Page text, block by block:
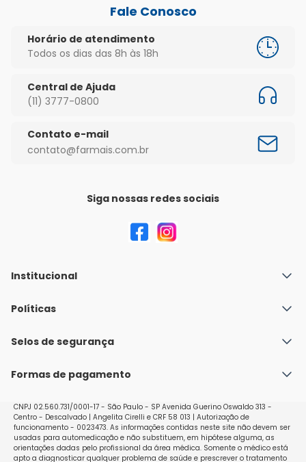
Fale Conosco
Horário de atendimento
Todos os dias das 8h às 18h
Central de Ajuda
(11) 3777-0800
Contato e-mail
contato@farmais.com.br
Siga nossas redes sociais
Institucional
Quem Somos
Nossas lojas
Políticas
Política de Envio
Políticas de Trocas e Devoluções
Selos de segurança
Formas de pagamento
CNPJ 02.560.731/0001-17 - São Paulo - SP Avenida Guerino Oswaldo 313 -
Centro - Descalvado | Angelita Cirelli e CRF 58 013 | Autorização de
funcionamento - 0023473. As informações contidas neste site não devem ser
usadas para automedicação e não substituem, em hipótese alguma, as
orientações dadas pelo profissional da área médica. Somente o médico está
apto a diagnosticar qualquer problema de saúde e prescrever o tratamento